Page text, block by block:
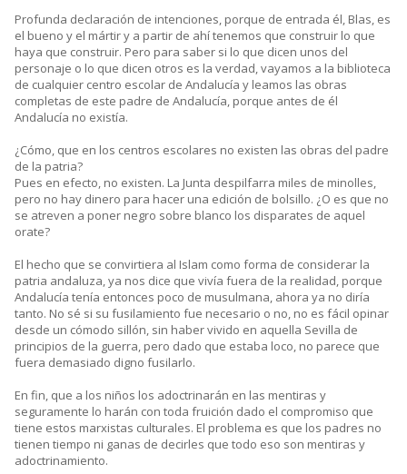
Profunda declaración de intenciones, porque de entrada él, Blas, es
el bueno y el mártir y a partir de ahí tenemos que construir lo que
haya que construir. Pero para saber si lo que dicen unos del
personaje o lo que dicen otros es la verdad, vayamos a la biblioteca
de cualquier centro escolar de Andalucía y leamos las obras
completas de este padre de Andalucía, porque antes de él
Andalucía no existía.
¿Cómo, que en los centros escolares no existen las obras del padre
de la patria?
Pues en efecto, no existen. La Junta despilfarra miles de minolles,
pero no hay dinero para hacer una edición de bolsillo. ¿O es que no
se atreven a poner negro sobre blanco los disparates de aquel
orate?
El hecho que se convirtiera al Islam como forma de considerar la
patria andaluza, ya nos dice que vivía fuera de la realidad, porque
Andalucía tenía entonces poco de musulmana, ahora ya no diría
tanto. No sé si su fusilamiento fue necesario o no, no es fácil opinar
desde un cómodo sillón, sin haber vivido en aquella Sevilla de
principios de la guerra, pero dado que estaba loco, no parece que
fuera demasiado digno fusilarlo.
En fin, que a los niños los adoctrinarán en las mentiras y
seguramente lo harán con toda fruición dado el compromiso que
tiene estos marxistas culturales. El problema es que los padres no
tienen tiempo ni ganas de decirles que todo eso son mentiras y
adoctrinamiento.